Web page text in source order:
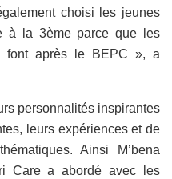
choisi les jeunes
à la 3ème parce que les
font après le BEPC », a
personnalités inspirantes
leurs expériences et de
Ainsi M’bena
Care a abordé avec les